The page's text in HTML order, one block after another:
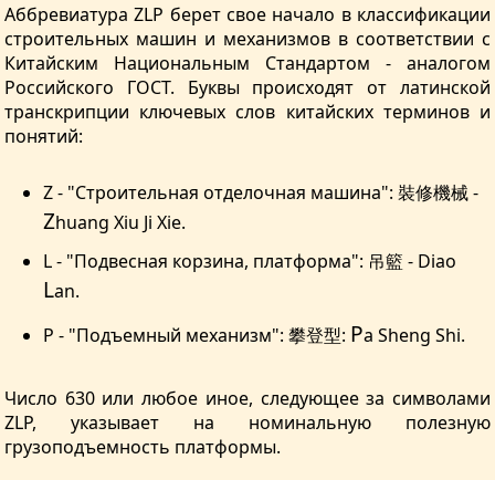
Аббревиатура ZLP берет свое начало в классификации
строительных машин и механизмов в соответствии с
Китайским Национальным Стандартом - аналогом
Российского ГОСТ. Буквы происходят от латинской
транскрипции ключевых слов китайских терминов и
понятий:
Z - "Строительная отделочная машина": 裝修機械 -
Zhuang Xiu Ji Xie.
L - "Подвесная корзина, платформа": 吊籃 - Diao
Lan.
P - "Подъемный механизм": 攀登型: Pa Sheng Shi.
Число 630 или любое иное, следующее за символами
ZLP, указывает на номинальную полезную
грузоподъемность платформы.